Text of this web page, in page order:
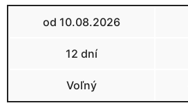
od 10.08.2026
12 dní
Voľný